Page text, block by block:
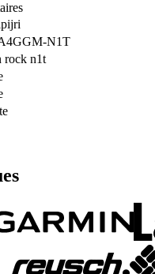
N1T
rock n1t